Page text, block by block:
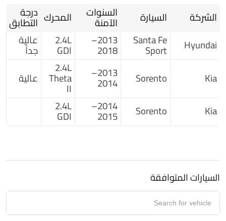
الشركة
السيارة السنوات
الآمنة المحرك درجة
التطابق
Hyundai
Santa Fe
Sport
2013–
2018
2.4L
GDI
عالية
جداً
Kia
Sorento
2013–
2014
2.4L
Theta
II
عالية
Kia
Sorento
2014–
2015
2.4L
GDI
السيارات المتوافقة